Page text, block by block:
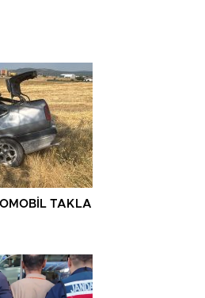
TAKLA